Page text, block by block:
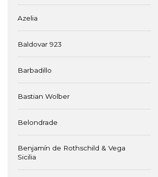
Azelia
Baldovar 923
Barbadillo
Bastian Wolber
Belondrade
Benjamín de Rothschild & Vega
Sicilia